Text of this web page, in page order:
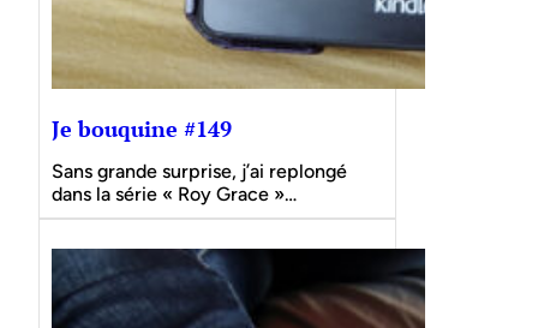
Je bouquine #149
Sans grande surprise, j’ai replongé
dans la série « Roy Grace »…